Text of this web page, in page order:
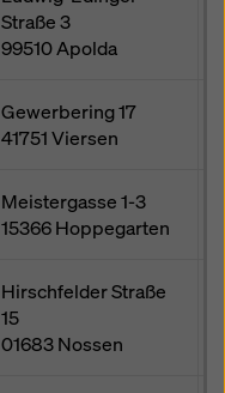
Straße 3
99510Apolda
Gewerbering 17
41751Viersen
Meistergasse 1-3
15366Hoppegarten
Hirschfelder Straße
15
01683Nossen